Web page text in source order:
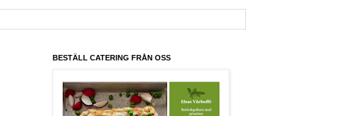
BESTÄLL CATERING FRÅN OSS